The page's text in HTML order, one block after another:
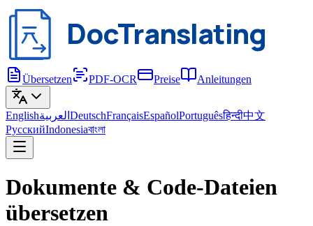
DocTranslating
Übersetzen PDF-OCR Preise Anleitungen
Englishالعربية DeutschFrançaisEspañolPortuguêsहिन्दी中文
РусскийIndonesiaবাংলা
Dokumente & Code-Dateien
übersetzen